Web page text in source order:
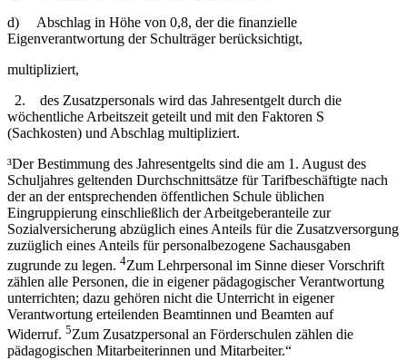
d) Abschlag in Höhe von 0,8, der die finanzielle
Eigenverantwortung der Schulträger berücksichtigt,
multipliziert,
2. des Zusatzpersonals wird das Jahresentgelt durch die
wöchentliche Arbeitszeit geteilt und mit den Faktoren S
(Sachkosten) und Abschlag multipliziert.
³Der Bestimmung des Jahresentgelts sind die am 1. August des
Schuljahres geltenden Durchschnittsätze für Tarifbeschäftigte nach
der an der entsprechenden öffentlichen Schule üblichen
Eingruppierung einschließlich der Arbeitgeberanteile zur
Sozialversicherung abzüglich eines Anteils für die Zusatzversorgung
zuzüglich eines Anteils für personalbezogene Sachausgaben
zugrunde zu legen. 4Zum Lehrpersonal im Sinne dieser Vorschrift
zählen alle Personen, die in eigener pädagogischer Verantwortung
unterrichten; dazu gehören nicht die Unterricht in eigener
Verantwortung erteilenden Beamtinnen und Beamten auf
Widerruf. 5Zum Zusatzpersonal an Förderschulen zählen die
pädagogischen Mitarbeiterinnen und Mitarbeiter.“